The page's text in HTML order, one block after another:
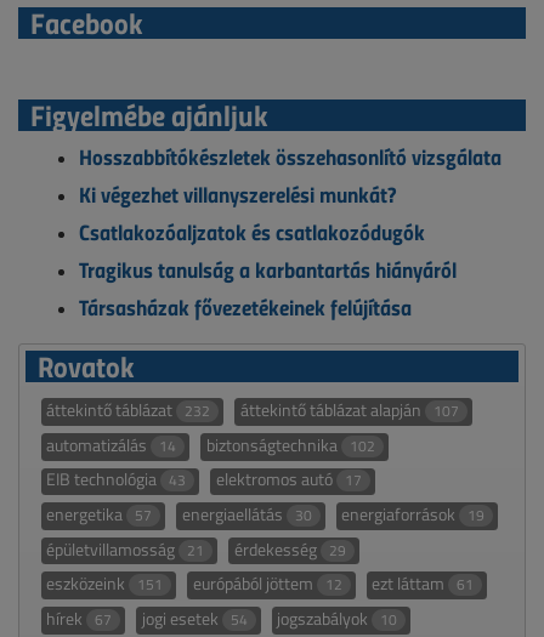
Facebook
Figyelmébe ajánljuk
Hosszabbítókészletek összehasonlító vizsgálata
Ki végezhet villanyszerelési munkát?
Csatlakozóaljzatok és csatlakozódugók
Tragikus tanulság a karbantartás hiányáról
Társasházak fővezetékeinek felújítása
Rovatok
áttekintő táblázat 232 áttekintő táblázat alapján 107
automatizálás 14 biztonságtechnika 102
EIB technológia 43 elektromos autó 17
energetika 57 energiaellátás 30 energiaforrások 19
épületvillamosság 21 érdekesség 29
eszközeink 151 európából jöttem 12 ezt láttam 61
hírek 67 jogi esetek 54 jogszabályok 10